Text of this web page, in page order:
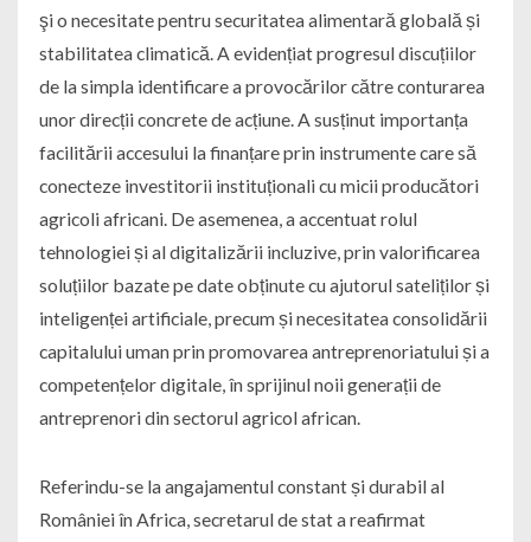
şi o necesitate pentru securitatea alimentară globală și
stabilitatea climatică. A evidențiat progresul discuțiilor
de la simpla identificare a provocărilor către conturarea
unor direcții concrete de acțiune. A susținut importanța
facilitării accesului la finanțare prin instrumente care să
conecteze investitorii instituționali cu micii producători
agricoli africani. De asemenea, a accentuat rolul
tehnologiei și al digitalizării incluzive, prin valorificarea
soluțiilor bazate pe date obținute cu ajutorul sateliților și
inteligenței artificiale, precum și necesitatea consolidării
capitalului uman prin promovarea antreprenoriatului și a
competențelor digitale, în sprijinul noii generații de
antreprenori din sectorul agricol african.
Referindu-se la angajamentul constant și durabil al
României în Africa, secretarul de stat a reafirmat